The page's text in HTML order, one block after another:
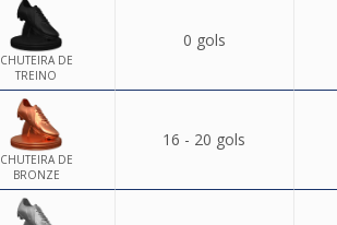
CHUTEIRA DE
TREINO
0 gols
CHUTEIRA DE
BRONZE
16 - 20 gols